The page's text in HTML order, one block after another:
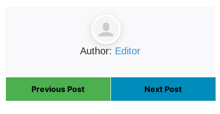
Author: Editor
Previous Post Next Post